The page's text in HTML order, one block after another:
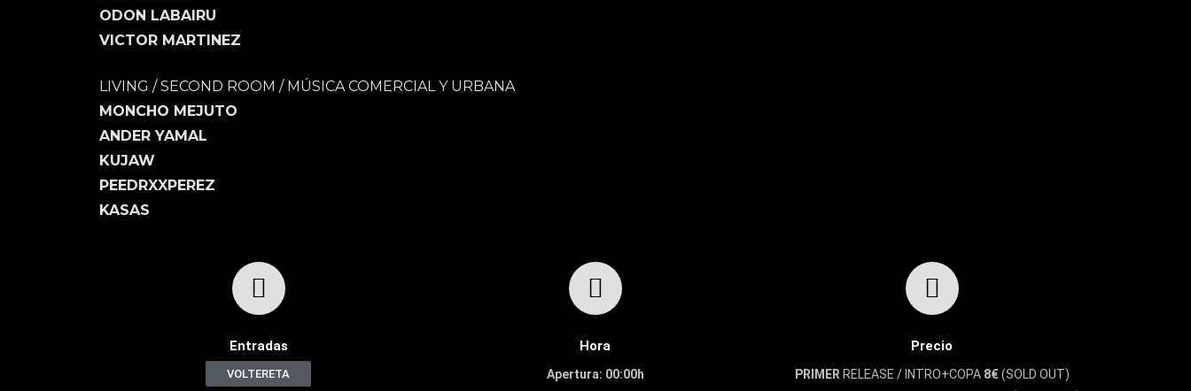
ODON LABAIRU
VICTOR MARTINEZ
LIVING / SECOND ROOM / MÚSICA COMERCIAL Y URBANA
MONCHO MEJUTO
ANDER YAMAL
KUJAW
PEEDRXXPEREZ
KASAS
Entradas
VOLTERETA
Hora
Apertura: 00:00h
Precio
PRIMER RELEASE / INTRO+COPA 8€(SOLD OUT)